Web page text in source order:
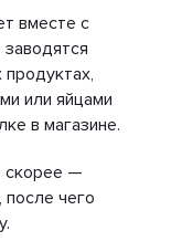
вместе с
или яйцами
в магазине.
скорее —
чего